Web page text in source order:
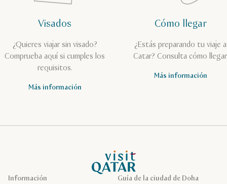
Visados
¿Quieres viajar sin visado?
Comprueba aquí si cumples los
requisitos.
Más información
Cómo llegar
¿Estás preparando tu viaje a
Catar? Consulta cómo
Más información
Página de inicio de Visit Qatar
Guía de la ciudad de Doha
Información